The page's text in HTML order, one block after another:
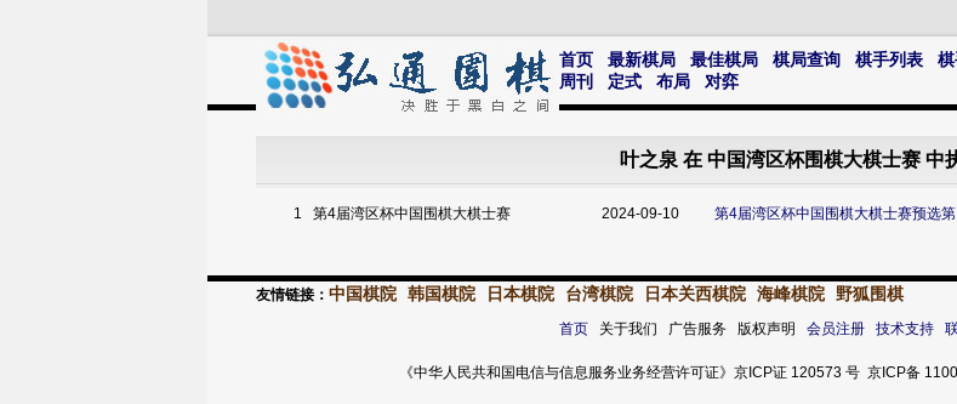
首页 最新棋局 最佳棋局 棋局查询 棋手列表
周刊
定式 布局 对弈
叶之泉 在 中国湾区杯围棋大棋士赛 中
1 第4届湾区杯中国围棋大棋士赛 2024-09-10 第4届湾区杯中国围棋大棋士赛预选
友情链接： 中国棋院 韩国棋院 日本棋院 台湾棋院 日本关西棋院 海峰棋院 野狐围棋
首页关于我们 广告服务 版权声明 会员注册 技术支持
《中华人民共和国电信与信息服务业务经营许可证》京ICP证 120573 号 京ICP备